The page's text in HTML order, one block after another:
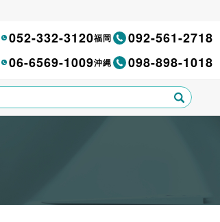
052-332-3120福岡 092-561-2718
06-6569-1009沖縄 098-898-1018